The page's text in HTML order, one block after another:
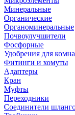
Минеральные
Органические
Органоминеральные
Почвоулучшители
Фосфорные
Удобрения для
Фитинги и хомуты
Адаптеры
Кран
Муфты
Переходники
Соединители